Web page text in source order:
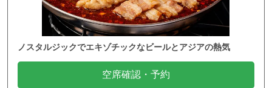
ノスタルジックでエキゾチックなビールとアジアの熱気
空席確認・予約